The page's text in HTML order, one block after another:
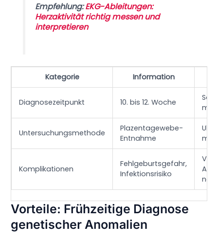
Empfehlung:EKG-Ableitungen:
Herzaktivität richtig messen und
interpretieren
Kategorie Information
Diagnosezeitpunkt 10. bis 12. Woche
Untersuchungsmethode
Plazentagewebe-
Entnahme
Komplikationen
Fehlgeburtsgefahr,
Infektionsrisiko
Vorteile: Frühzeitige Diagnose
genetischer Anomalien